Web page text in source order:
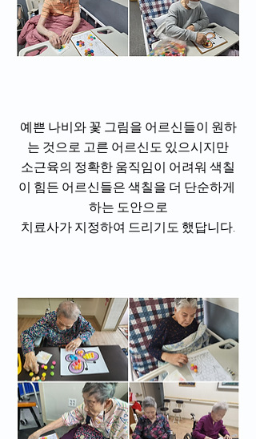
예쁜 나비와 꽃 그림을 어르신들이 원하
는 것으로 고른 어르신도 있으시지만
소근육의 정확한 움직임이 어려워 색칠
이 힘든 어르신들은 색칠을 더 단순하게
하는 도안으로
치료사가 지정하여 드리기도 했답니다.